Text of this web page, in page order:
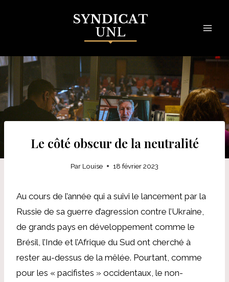
Le côté obscur de la neutralité
Par Louise 18 février 2023
Au cours de l’année qui a suivi le lancement par la
Russie de sa guerre d’agression contre l’Ukraine,
de grands pays en développement comme le
Brésil, l’Inde et l’Afrique du Sud ont cherché à
rester au-dessus de la mêlée. Pourtant, comme
pour les « pacifistes » occidentaux, le non-